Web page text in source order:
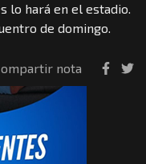
lo hará en el estadio.
de domingo.
nota